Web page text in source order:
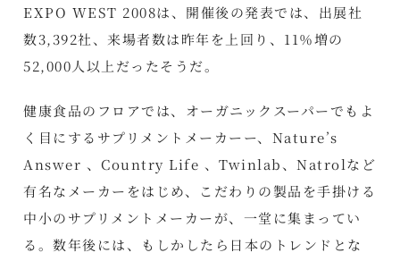
EXPO WEST 2008は、開催後の発表では、出展社
数3,392社、来場者数は昨年を上回り、11％増の
52,000人以上だったそうだ。
健康食品のフロアでは、オーガニックスーパーでもよ
く目にするサプリメントメーカーー、Nature’s
Answer 、Country Life 、Twinlab、Natrolなど
有名なメーカーをはじめ、こだわりの製品を手掛ける
中小のサプリメントメーカーが、一堂に集まってい
る。数年後には、もしかしたら日本のトレンドとな